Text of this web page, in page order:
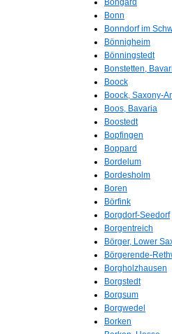
Bongard
Bonn
Bonndorf im
Bönnigheim
Bönningstedt
Bonstetten,
Boock
Boock, Saxony-
Boos, Bavaria
Boostedt
Bopfingen
Boppard
Bordelum
Bordesholm
Boren
Börfink
Borgdorf-Seedorf
Borgentreich
Börger, Lower
Börgerende-
Borgholzhausen
Borgstedt
Borgsum
Borgwedel
Borken